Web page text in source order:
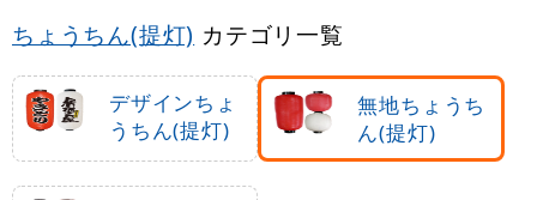
ちょうちん(提灯) カテゴリ一覧
デザインちょ
うちん(提灯)
無地ちょうち
ん(提灯)